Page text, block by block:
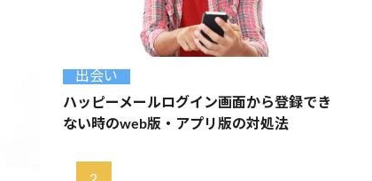
出会い
ハッピーメールログイン画面から登録でき
ない時のweb版・アプリ版の対処法